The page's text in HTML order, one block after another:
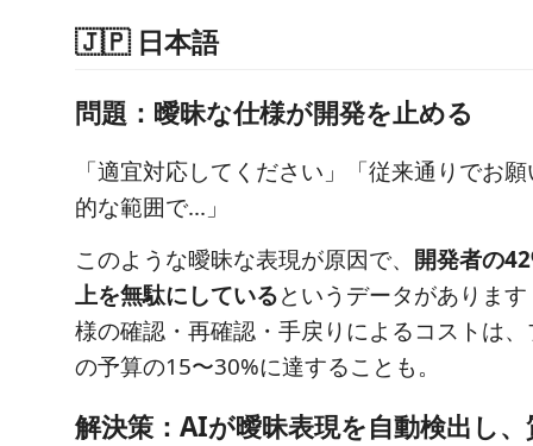
🇯🇵 日本語
問題：曖昧な仕様が開発を止める
「適宜対応してください」「従来通りでお
的な範囲で...」
このような曖昧な表現が原因で、 開発者の
上を無駄にしているというデータがありま
様の確認・再確認・手戻りによるコストは
の予算の15〜30%に達することも。
解決策：AIが曖昧表現を自動検出し